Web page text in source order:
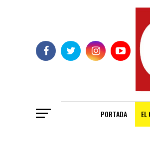
PORTADA EL